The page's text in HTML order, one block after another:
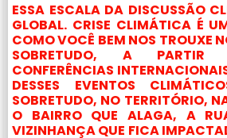
ESSA ESCALA DA DISCUSSÃO
GLOBAL. CRISE CLIMÁTICA É
COMO VOCÊ BEM NOS TROUXE
SOBRETUDO, A PARTIR
CONFERÊNCIAS
DESSES EVENTOS
SOBRETUDO, NO TERRITÓRIO,
O BAIRRO QUE ALAGA, A
VIZINHANÇA QUE FICA